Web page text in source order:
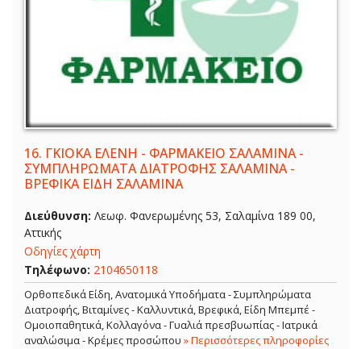
16. ΓΚΙΟΚΑ ΕΛΕΝΗ - ΦΑΡΜΑΚΕΙΟ ΣΑΛΑΜΙΝΑ -
ΣΥΜΠΛΗΡΩΜΑΤΑ ΔΙΑΤΡΟΦΗΣ ΣΑΛΑΜΙΝΑ -
ΒΡΕΦΙΚΑ ΕΙΔΗ ΣΑΛΑΜΙΝΑ
Διεύθυνση: Λεωφ. Φανερωμένης 53, Σαλαμίνα 189 00,
Αττικής
Οδηγίες χάρτη
Τηλέφωνο: 2104650118
Ορθοπεδικά Είδη, Ανατομικά Υποδήματα - Συμπληρώματα
Διατροφής, Βιταμίνες - Καλλυντικά, Βρεφικά, Είδη Μπεμπέ -
Ομοιοπαθητικά, Κολλαγόνα - Γυαλιά πρεσβυωπίας - Ιατρικά
αναλώσιμα - Κρέμες προσώπου » Περισσότερες πληροφορίες